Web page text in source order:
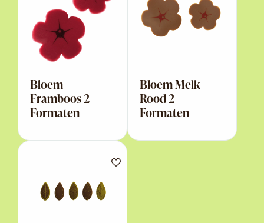
Bloem
Framboos 2
Formaten
Bloem Melk
Rood 2
Formaten